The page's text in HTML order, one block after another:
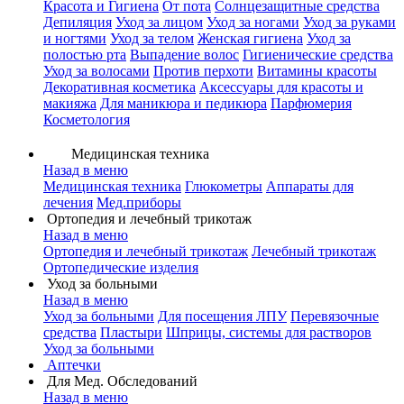
Красота и Гигиена От пота Солнцезащитные средства
Депиляция Уход за лицом Уход за ногами Уход за руками
и ногтями Уход за телом Женская гигиена Уход за
полостью рта Выпадение волос Гигиенические средства
Уход за волосами Против перхоти Витамины красоты
Декоративная косметика Аксессуары для красоты и
макияжа Для маникюра и педикюра Парфюмерия
Косметология
Медицинская техника
Назад в меню
Медицинская техника Глюкометры Аппараты для
лечения Мед.приборы
Ортопедия и лечебный трикотаж
Назад в меню
Ортопедия и лечебный трикотаж Лечебный трикотаж
Ортопедические изделия
Уход за больными
Назад в меню
Уход за больными Для посещения ЛПУ Перевязочные
средства Пластыри Шприцы, системы для растворов
Уход за больными
Аптечки
Для Мед. Обследований
Назад в меню